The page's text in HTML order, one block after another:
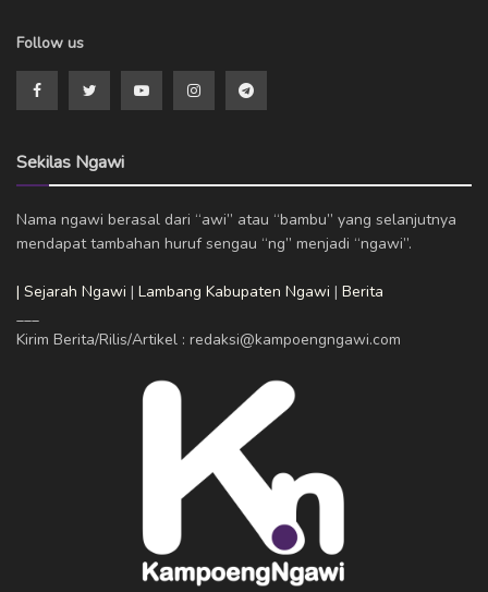
Follow us
Sekilas Ngawi
Nama ngawi berasal dari “awi” atau “bambu” yang selanjutnya
mendapat tambahan huruf sengau “ng” menjadi “ngawi”.
| Sejarah Ngawi | Lambang Kabupaten Ngawi | Berita
___
Kirim Berita/Rilis/Artikel : redaksi@kampoengngawi.com